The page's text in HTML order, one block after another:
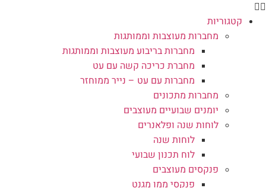
קטגוריות
מחברות מעוצבות וממותגות
מחברות בריבוע מעוצבות וממותגות
מחברת כריכה קשה עם עט
מחברות עם עט – נייר ממוחזר
מחברות מתכונים
יומנים שבועיים מעוצבים
לוחות שנה ופלאנרים
לוחות שנה
לוח תכנון שבועי
פנקסים מעוצבים
פנקסי ממו מגנט